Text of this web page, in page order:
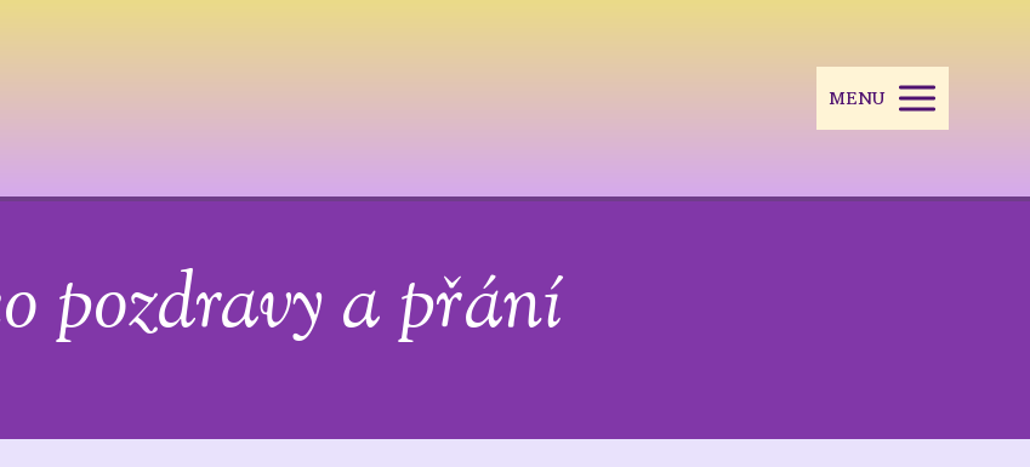
MENU
pozdravy a přání